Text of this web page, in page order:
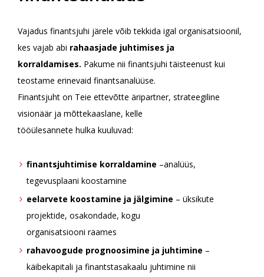
Vajadus finantsjuhi järele võib tekkida igal organisatsioonil,
kes vajab abi rahaasjade juhtimises ja
korraldamises. Pakume nii finantsjuhi täisteenust kui
teostame erinevaid finantsanalüüse.
Finantsjuht on Teie ettevõtte äripartner, strateegiline
visionäär ja mõttekaaslane, kelle
tööülesannete hulka kuuluvad:
finantsjuhtimise korraldamine –analüüs,
tegevusplaani koostamine
eelarvete koostamine ja jälgimine – üksikute
projektide, osakondade, kogu
organisatsiooni raames
rahavoogude prognoosimine ja juhtimine –
käibekapitali ja finantstasakaalu juhtimine nii